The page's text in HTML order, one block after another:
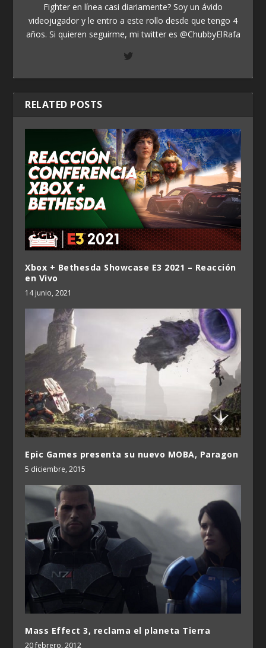
Fighter en línea casi diariamente? Soy un ávido
videojugador y le entro a este rollo desde que tengo 4
años. Si quieren seguirme, mi twitter es @ChubbyElRafa
RELATED POSTS
Xbox + Bethesda Showcase E3 2021 – Reacción
en Vivo
14 junio, 2021
Epic Games presenta su nuevo MOBA, Paragon
5 diciembre, 2015
Mass Effect 3, reclama el planeta Tierra
20 febrero, 2012